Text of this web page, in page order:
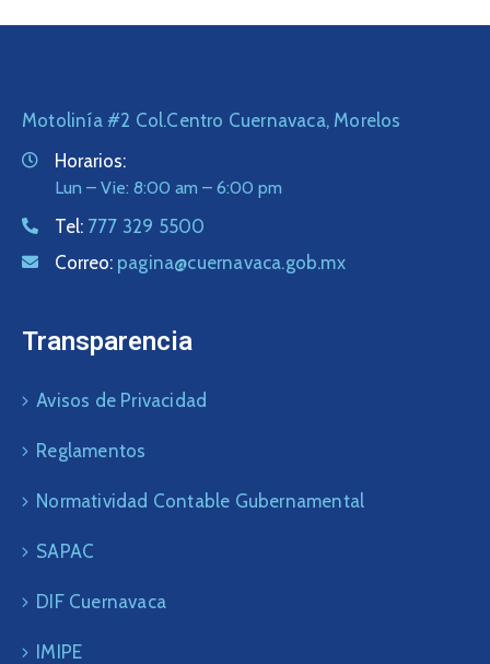
Motolinía #2 Col.Centro Cuernavaca, Morelos
Horarios:
Lun – Vie: 8:00 am – 6:00 pm
Tel: 777 329 5500
Correo: pagina@cuernavaca.gob.mx
Transparencia
Avisos de Privacidad
Reglamentos
Normatividad Contable Gubernamental
SAPAC
DIF Cuernavaca
IMIPE